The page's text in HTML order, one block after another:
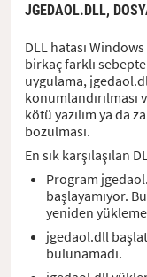
JGEDAOL.DLL,
DLL hatası
birkaç farklı
uygulama,
konumlandırılması
kötü yazılım ya da
bozulması.
En sık karşılaşılan
Program
başlayamıyor.
yeniden
jgedaol.dll
bulunamadı.